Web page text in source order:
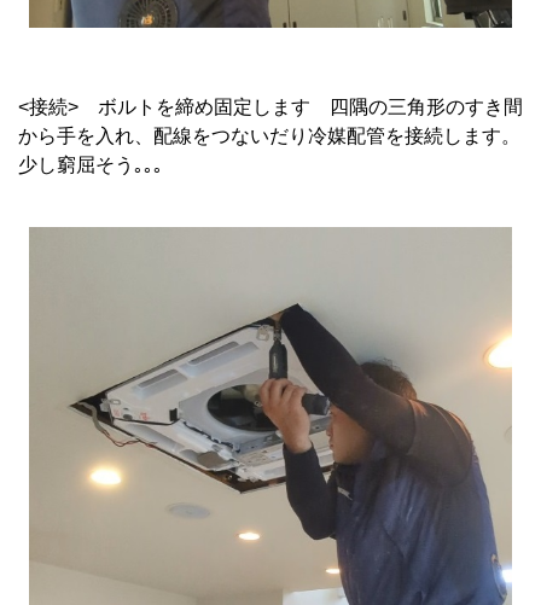
<接続> ボルトを締め固定します 四隅の三角形のすき間
から手を入れ、配線をつないだり冷媒配管を接続します。
少し窮屈そう｡｡｡